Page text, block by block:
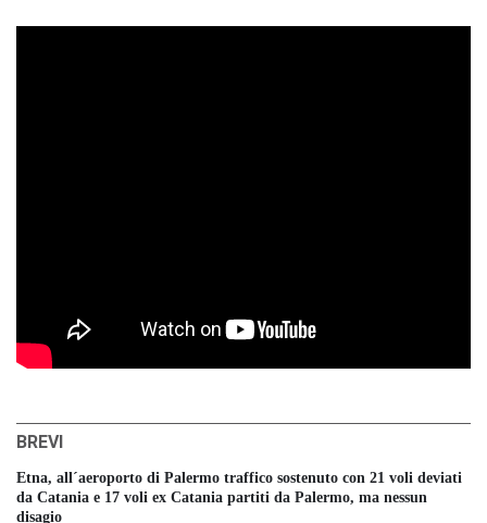
BREVI
Etna, all´aeroporto di Palermo traffico sostenuto con 21 voli deviati
da Catania e 17 voli ex Catania partiti da Palermo, ma nessun
disagio